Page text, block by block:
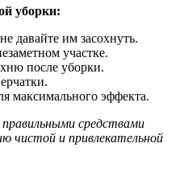
уборки:
давайте им засохнуть.
участке.
после уборки.
максимального эффекта.
правильными средствами
чистой и привлекательной